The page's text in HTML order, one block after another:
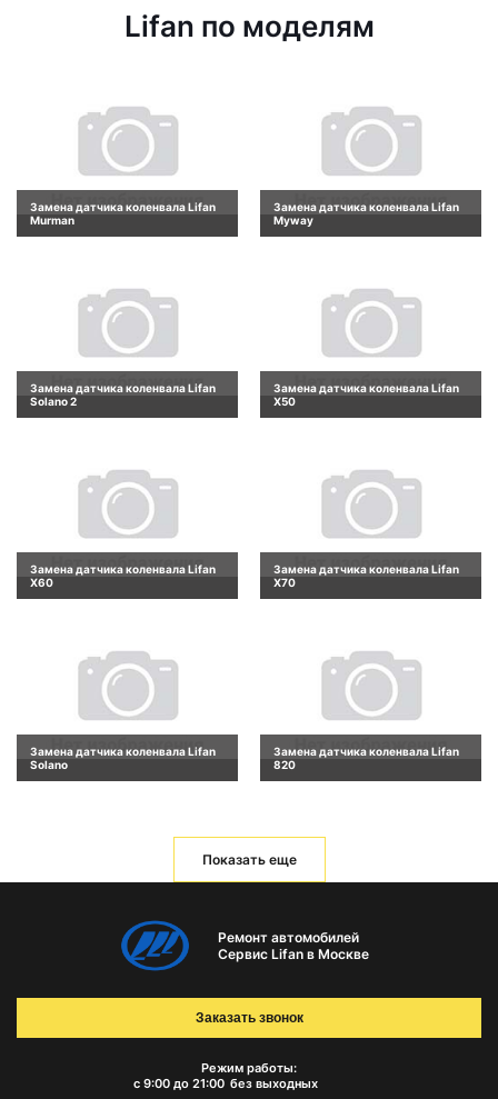
Lifan по моделям
Замена датчика коленвала Lifan
Murman
Замена датчика коленвала Lifan
Myway
Замена датчика коленвала Lifan
Solano 2
Замена датчика коленвала Lifan
X50
Замена датчика коленвала Lifan
X60
Замена датчика коленвала Lifan
X70
Замена датчика коленвала Lifan
Solano
Замена датчика коленвала Lifan
820
Показать еще
Ремонт автомобилей
Сервис Lifan в Москве
Режим работы:
с 9:00 до 21:00 без выходных
Заказать звонок